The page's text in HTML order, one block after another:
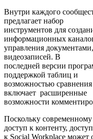
Внутри каждого
предлагает набор
инструментов для
информационных
управления
видеозаписей. В
последней версии
поддержкой таблиц и
возможностью
включает расширенные
возможности
Поскольку
доступ к контенту, доступ
к Social Workplace может